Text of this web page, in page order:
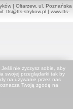
| Ołtarzew, ul. Poznańska
tts@tts-strykow.pl| www.tts-
Jeśli nie życzysz sobie, aby
swojej przeglądarki tak by
na używanie przez nas
Twoją zgodę na